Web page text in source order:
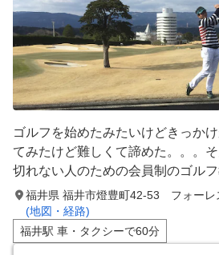
ゴルフを始めたみたいけどきっか
てみたけど難しくて諦めた。。。
切れない人のための会員制のゴルフ
福井県 福井市燈豊町42-53 フォーレ
(地図・経路)
福井駅 車・タクシーで60分